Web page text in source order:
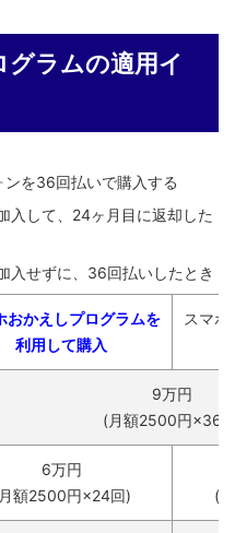
ラムの適用イ
を36回払いで購入する
入して、24ヶ月目に返却した
入せずに、36回払いしたとき
おかえしプログラムを
利用して購入
スマホ
9万円
(月額2500円×36
6万円
額2500円×24回)
(